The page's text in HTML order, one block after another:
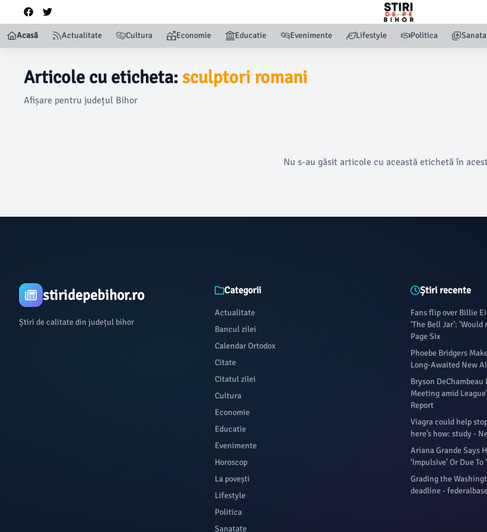
Acasă Actualitate Cultura Economie Educatie Evenimente Lifestyle Politica
Articole cu eticheta: sculptori romani
Afișare pentru județul Bihor
Nu s-au găsit articole cu această etichetă în
stiridepebihor.ro
Știri de calitate din județul bihor
Categorii
Actualitate
Bancul zilei
Calendar Ortodox
Citate
Citatul zilei
Cultura
Economie
Educatie
Evenimente
Horoscop
La povești
Lifestyle
Politica
Sanatate
Știri recente
Fans flip over Billie
‘The Bell Jar’:
Page Six
Phoebe Bridgers
Long-Awaited New
Bryson
Meeting amid
Report
Viagra could help
here’s how: study -
Ariana Grande Says
‘Impulsive’ Or Due
Grading the
deadline -